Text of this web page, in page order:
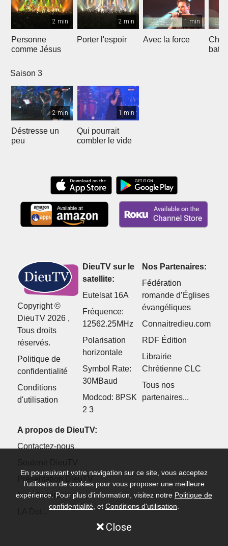
2 min
Personne
comme Jésus
2 min
Porter l'espoir
1 min
Avec la force
Saison 3
2 min
Déstresse un
peu
1 min
Qui pourrait
combler le vide
Copyright ©
DieuTV 2026 ,
Tous droits
réservés.
Politique de
confidentialité
Conditions
d'utilisation
DieuTV sur le
satellite:
Eutelsat 16A
Fréquence:
12562.25MHz
Polarisation
horizontale
Symbol Rate:
30MBaud
Modcod: 8PSK
2 3
Nos Partenaires:
Fédération
romande d’Églises
évangéliques
Connaitredieu.com
RDF Édition
Librairie
Chrétienne CLC
Tous nos
partenaires...
A propos de DieuTV:
Contactez-nous
Présentation DieuTV
Nos Partenaires
En poursuivant votre navigation sur ce site, vous acceptez
l’utilisation de cookies pour vous proposer une meilleure
expérience. Pour plus d’information, visitez notre Politique de
confidentialité , et Conditions d'utilisation